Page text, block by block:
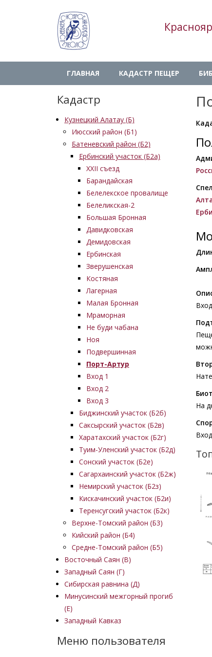
Main
navigation
ГЛАВНАЯ КАДАСТР ПЕЩЕР
Кадастр
Кузнецкий Алатау (Б)
Июсский район (Б1)
Батеневский район (Б2)
Ербинский участок (Б2а)
XXII съезд
Барандайская
Белелекское провалище
Белеликская-2
Большая Бронная
Давидковская
Демидовская
Ербинская
Зверушенская
Костяная
Лагерная
Малая Бронная
Мраморная
Не буди чабана
Ноя
Подвершинная
Порт-Артур
Вход 1
Вход 2
Вход 3
Биджинский участок (Б2б)
Саксырский участок (Б2в)
Харатахский участок (Б2г)
Туим-Уленский участок (Б2д)
Сонский участок (Б2е)
Сагархаинский участок (Б2ж)
Немирский участок (Б2з)
Кискачинский участок (Б2и)
Теренсугский участок (Б2к)
Верхне-Томский район (Б3)
Кийский район (Б4)
Средне-Томский район (Б5)
Восточный Саян (B)
Западный Саян (Г)
Сибирская равнина (Д)
Минусинский межгорный прогиб
(Е)
Западный Кавказ
Меню пользователя
На